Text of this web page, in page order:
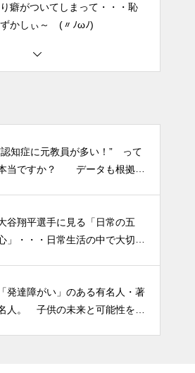
り癖がついてしまって・・・恥
ずかしぃ～ (〃ﾉωﾉ)
を言ってすみませんでした。大
人気なかったですね・・・
り癖がついてしまって・・・恥
ずかしぃ～ (〃ﾉωﾉ)
「食生活習慣の改善」が今年の
テーマです。
認知症に元教員が多い！” って
当ですか？ データも根拠も
谷翔平選手に見る「日常の五
」・・・日常生活の中で大切
「発達障がい」のある有名人・著
人。 子供の未来と可能性を秘